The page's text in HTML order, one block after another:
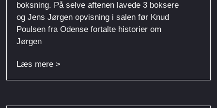
boksning. På selve aftenen lavede 3 boksere
og Jens Jørgen opvisning i salen før Knud
Poulsen fra Odense fortalte historier om
Jørgen
Læs mere >